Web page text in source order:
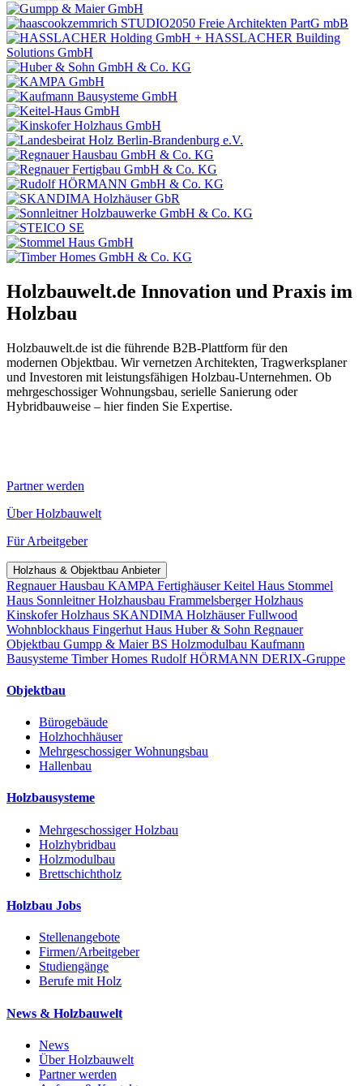
Holzbauwelt.de Innovation und Praxis im
Holzbau
Holzbauwelt.de ist die führende B2B-Plattform für den
modernen Objektbau. Wir vernetzen Architekten, Tragwerksplaner
und Investoren mit leistungsfähigen Holzbau-Unternehmen. Ob
mehrgeschossiger Wohnungsbau, serielle Sanierung oder
Hybridbauweise – hier finden Sie Expertise.
Partner werden
Über Holzbauwelt
Für Arbeitgeber
Holzhaus & Objektbau Anbieter
Regnauer Hausbau KAMPA FertighäuserKeitel Haus Stommel
Haus Sonnleitner Holzhausbau Frammelsberger Holzhaus
Kinskofer Holzhaus SKANDIMA HolzhäuserFullwood
Wohnblockhaus Fingerhut Haus Huber & Sohn Regnauer
Objektbau Gumpp & MaierBS Holzmodulbau Kaufmann
Bausysteme Timber Homes Rudolf HÖRMANN DERIX-Gruppe
Objektbau
Bürogebäude
Holzhochhäuser
Mehrgeschossiger Wohnungsbau
Hallenbau
Holzbausysteme
Mehrgeschossiger Holzbau
Holzhybridbau
Holzmodulbau
Brettschichtholz
Holzbau Jobs
Stellenangebote
Firmen/Arbeitgeber
Studiengänge
Berufe mit Holz
News & Holzbauwelt
News
Über Holzbauwelt
Partner werden